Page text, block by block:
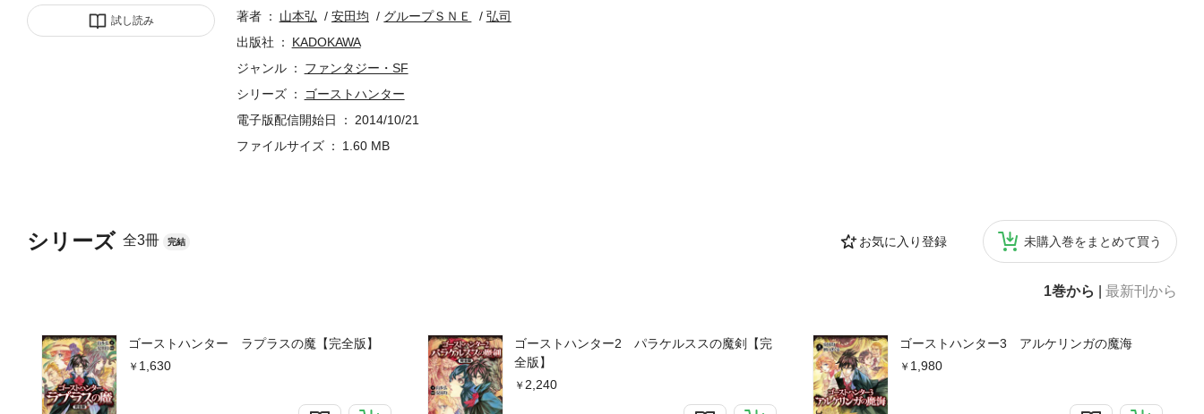
試し読み
シリーズ 全3冊 完結 お気に入り登録 未購入巻をまとめて買う
1巻から 最新刊から
ゴーストハンター ラプラスの魔【完全版】
1,630
ゴーストハンター2 パラケルススの魔剣【完
全版】
2,240
ゴーストハンター3 アルケリンガの魔海
1,980
著者 山本弘 安田均 グループＳＮＥ
弘司
出版社
KADOKAWA
ジャンル
ファンタジー・SF
シリーズ
ゴーストハンター
電子版配信開始日
2014/10/21
ファイルサイズ
1.60 MB